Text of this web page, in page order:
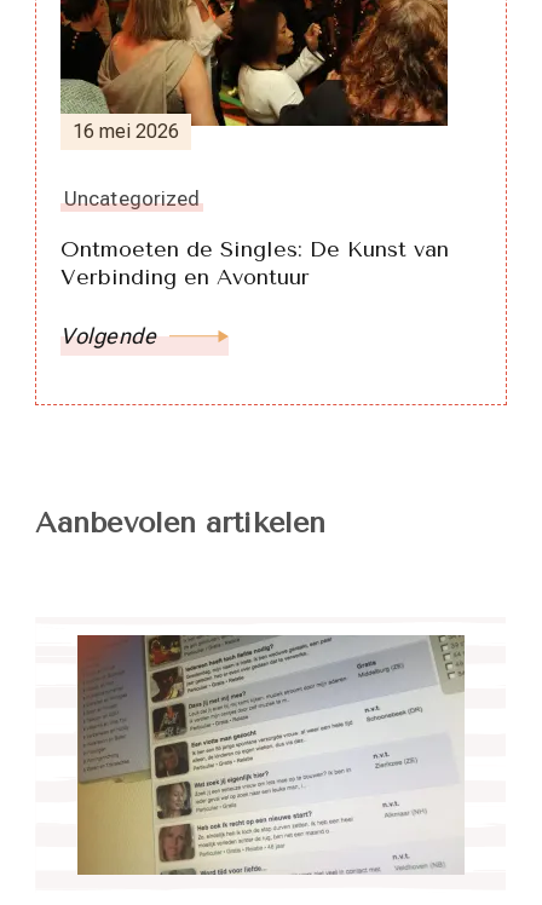
16 mei 2026
Uncategorized
Ontmoeten de Singles: De Kunst van
Verbinding en Avontuur
Volgende
Aanbevolen artikelen